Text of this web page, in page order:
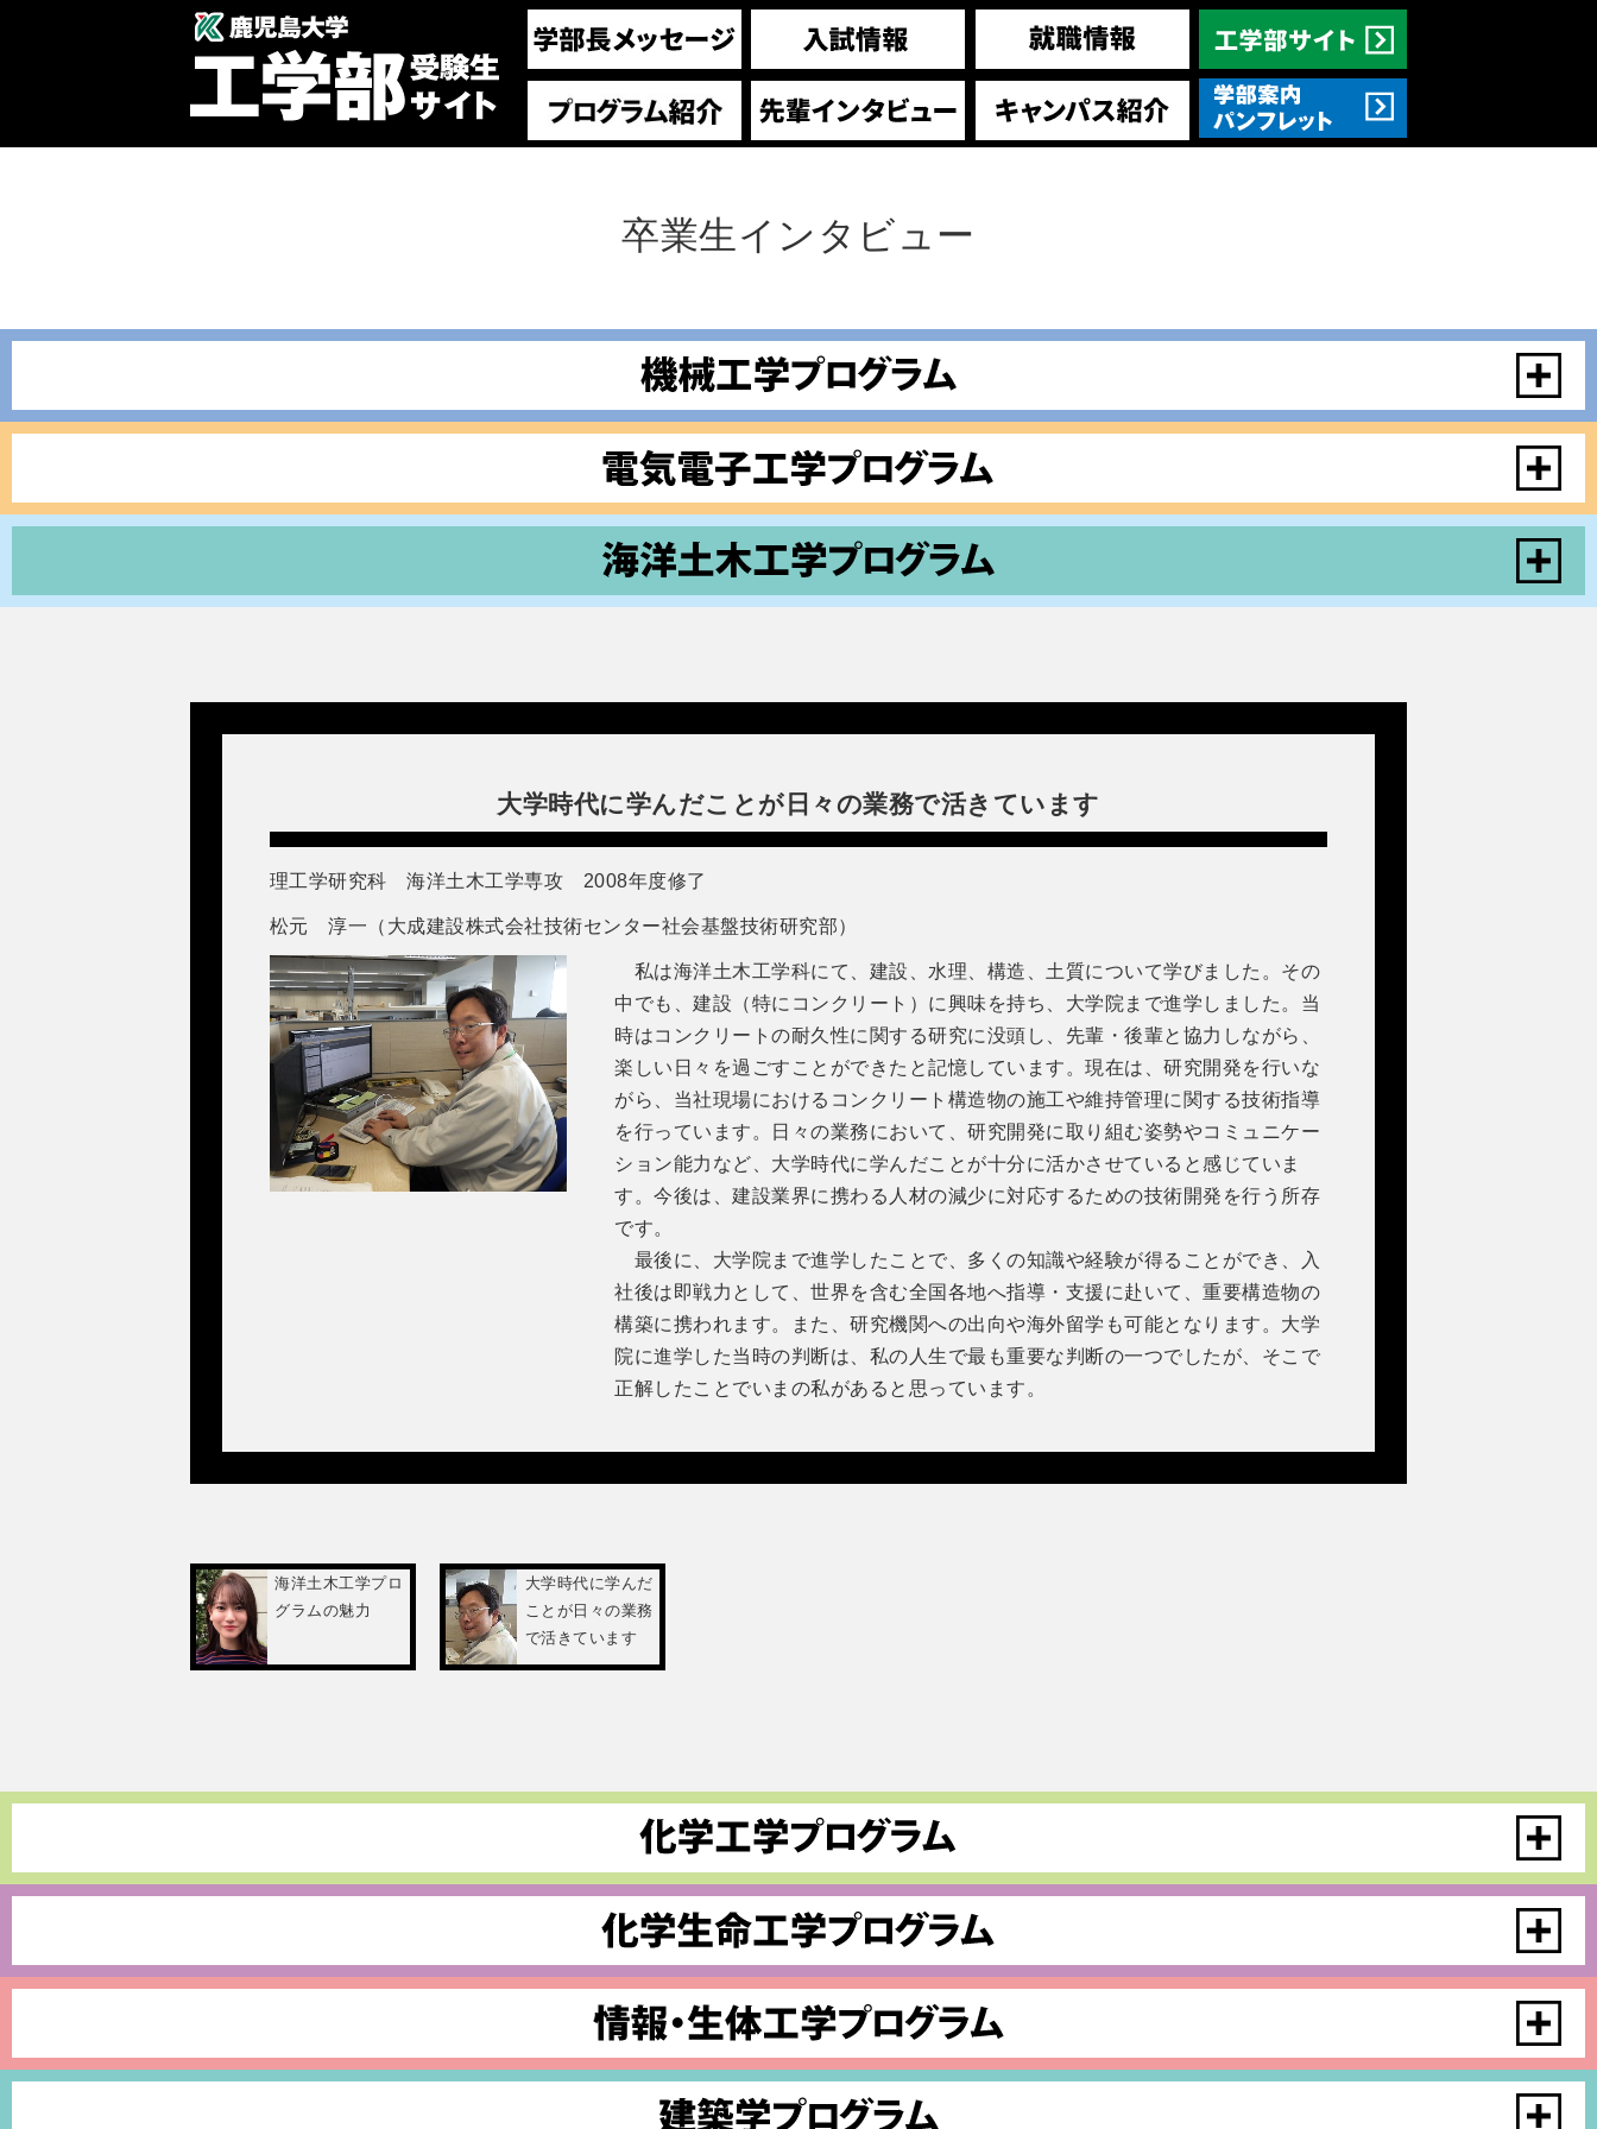
卒業生インタビュー
大学時代に学んだことが日々の業務で活きています
理工学研究科 海洋土木工学専攻 2008年度修了
松元 淳一（大成建設株式会社技術センター社会基盤技術研究部）
私は海洋土木工学科にて、建設、水理、構造、土質について学びました。その
中でも、建設（特にコンクリート）に興味を持ち、大学院まで進学しました。当
時はコンクリートの耐久性に関する研究に没頭し、先輩・後輩と協力しながら、
楽しい日々を過ごすことができたと記憶しています。現在は、研究開発を行いな
がら、当社現場におけるコンクリート構造物の施工や維持管理に関する技術指導
を行っています。日々の業務において、研究開発に取り組む姿勢やコミュニケー
ション能力など、大学時代に学んだことが十分に活かさせていると感じていま
す。今後は、建設業界に携わる人材の減少に対応するための技術開発を行う所存
です。
最後に、大学院まで進学したことで、多くの知識や経験が得ることができ、入
社後は即戦力として、世界を含む全国各地へ指導・支援に赴いて、重要構造物の
構築に携われます。また、研究機関への出向や海外留学も可能となります。大学
院に進学した当時の判断は、私の人生で最も重要な判断の一つでしたが、そこで
正解したことでいまの私があると思っています。
海洋土木工学プロ
グラムの魅力
大学時代に学んだ
ことが日々の業務
で活きています